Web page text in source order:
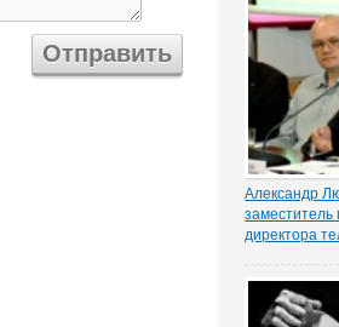
стороны –
почти 15 лет
общих мест
Например,...
Александр
заместитель
директора
рассуждал